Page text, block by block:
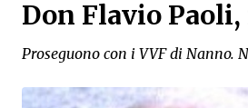
Don Flavio
Proseguono con i VVF di